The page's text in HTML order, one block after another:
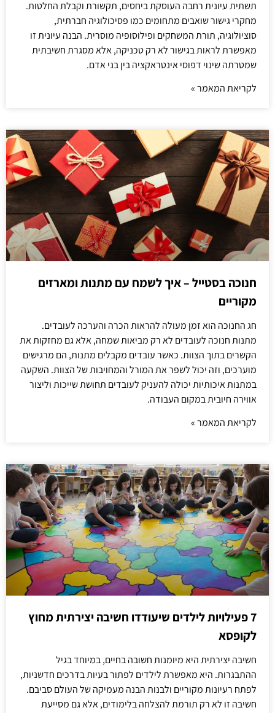
תשתית עיונית רחבה העוסקת ביחסים, תקשורת וקבלת החלטות.
מחקרי גישור שואבים מתחומים כמו פסיכולוגיה חברתית,
סוציולוגיה, תורת המשחקים ופילוסופיה מוסרית. הבנה עיונית זו
מאפשרת לראות בגישור לא רק טכניקה, אלא מסגרת חשיבתית
שמטרתה שינוי דפוסי אינטראקציה בין בני אדם.
לקריאת המאמר »
חנוכה בסטייל – איך לשמח עם מתנות ומארזים
מקוריים
חג החנוכה הוא זמן מעולה להראות הכרה והערכה לעובדים.
מתנות חנוכה לעובדים לא רק מביאות שמחה, אלא גם מחזקות את
הקשרים בתוך הצוות. כאשר עובדים מקבלים מתנות, הם מרגישים
מוערכים, וזה יכול לשפר את המורל והמחויבות של הצוות. השקעה
במתנות איכותיות יכולה להעניק לעובדים תחושת שייכות וליצור
אווירה חיובית במקום העבודה.
לקריאת המאמר »
7 פעילויות לילדים שיעודדו חשיבה יצירתית מחוץ
לקופסא
חשיבה יצירתית היא מיומנות חשובה בחיים, במיוחד בגיל
ההתבגרות. היא מאפשרת לילדים לפתור בעיות בדרכים חדשניות,
לפתח רעיונות מקוריים ולבנות הבנה מעמיקה של העולם סביבם.
חשיבה זו לא רק תורמת להצלחה בלימודים, אלא גם מסייעת